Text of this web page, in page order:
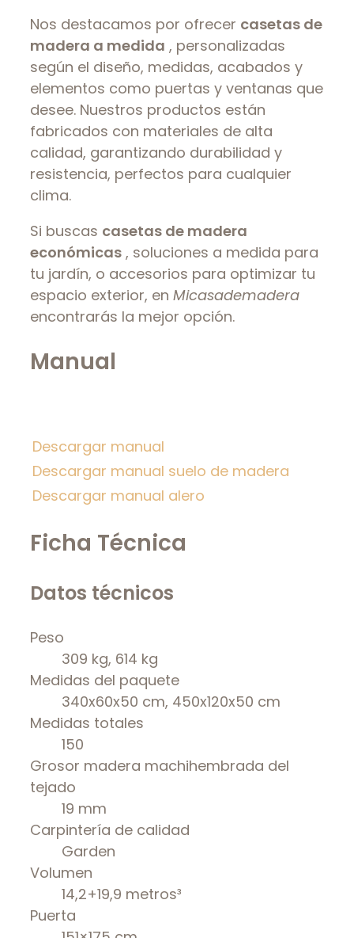
Nos destacamos por ofrecer casetas de
madera a medida , personalizadas
según el diseño, medidas, acabados y
elementos como puertas y ventanas que
desee. Nuestros productos están
fabricados con materiales de alta
calidad, garantizando durabilidad y
resistencia, perfectos para cualquier
clima.
Si buscas casetas de madera
económicas , soluciones a medida para
tu jardín, o accesorios para optimizar tu
espacio exterior, en Micasademadera
encontrarás la mejor opción.
Manual
Descargar manual
Descargar manual suelo de madera
Descargar manual alero
Ficha Técnica
Datos técnicos
Peso
309 kg, 614 kg
Medidas del paquete
340x60x50 cm, 450x120x50 cm
Medidas totales
150
Grosor madera machihembrada del
tejado
19 mm
Carpintería de calidad
Garden
Volumen
14,2+19,9 metros³
Puerta